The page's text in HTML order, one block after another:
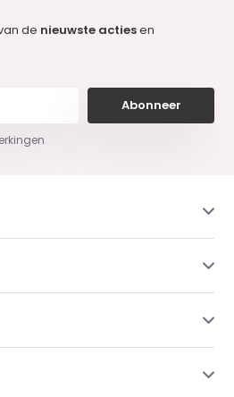
de nieuwste actiesen
Abonneer